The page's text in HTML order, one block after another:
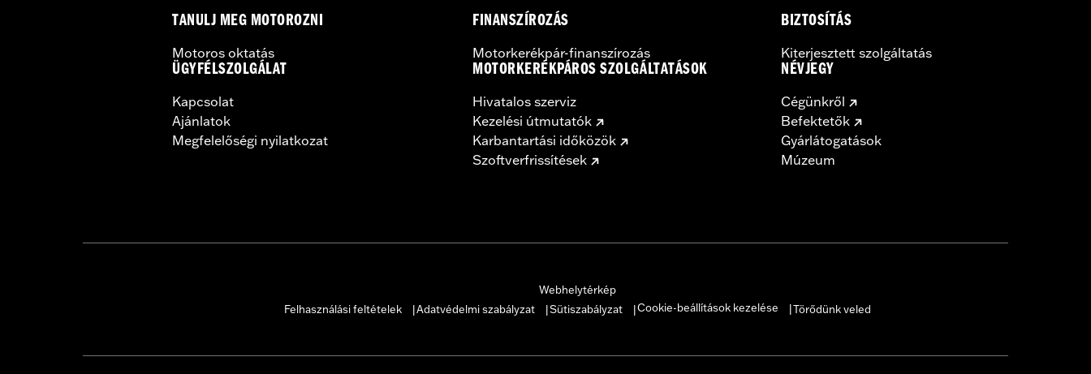
TANULJ MEG MOTOROZNI
Motoros oktatás
ÜGYFÉLSZOLGÁLAT
Kapcsolat
Ajánlatok
Megfelelőségi nyilatkozat
FINANSZÍROZÁS
Motorkerékpár-finanszírozás
MOTORKERÉKPÁROS SZOLGÁLTATÁSOK
Hivatalos szerviz
Kezelési útmutatók
Karbantartási időközök
Szoftverfrissítések
BIZTOSÍTÁS
Kiterjesztett szolgáltatás
NÉVJEGY
Cégünkről
Befektetők
Gyárlátogatások
Múzeum
Webhelytérkép
Felhasználási feltételek
Adatvédelmi szabályzat Sütiszabályzat Cookie-beállítások kezelése Törődünk veled